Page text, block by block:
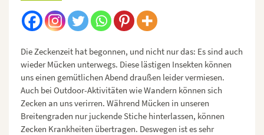
Die Zeckenzeit hat begonnen, und nicht nur das: Es sind auch
wieder Mücken unterwegs. Diese lästigen Insekten können
uns einen gemütlichen Abend draußen leider vermiesen.
Auch bei Outdoor-Aktivitäten wie Wandern können sich
Zecken an uns verirren. Während Mücken in unseren
Breitengraden nur juckende Stiche hinterlassen, können
Zecken Krankheiten übertragen. Deswegen ist es sehr